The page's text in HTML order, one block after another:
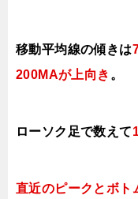
移動平均線の傾きは
200MAが上向き 。
ローソク足で数えて
直近のピークとボト